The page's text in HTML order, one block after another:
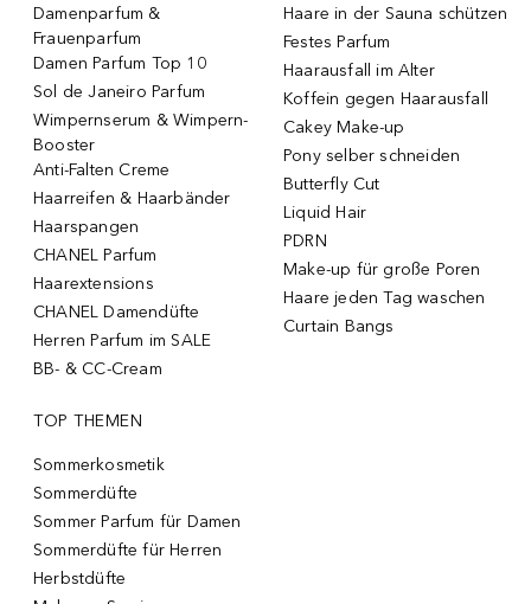
Damenparfum &
Frauenparfum
Damen Parfum Top 10
Sol de Janeiro Parfum
Wimpernserum & Wimpern-
Booster
Anti-Falten Creme
Haarreifen & Haarbänder
Haarspangen
CHANEL Parfum
Haarextensions
CHANEL Damendüfte
Herren Parfum im SALE
BB- & CC-Cream
Haare in der Sauna schützen
Festes Parfum
Haarausfall im Alter
Koffein gegen Haarausfall
Cakey Make-up
Pony selber schneiden
Butterfly Cut
Liquid Hair
PDRN
Make-up für große Poren
Haare jeden Tag waschen
Curtain Bangs
TOP THEMEN
Sommerkosmetik
Sommerdüfte
Sommer Parfum für Damen
Sommerdüfte für Herren
Herbstdüfte